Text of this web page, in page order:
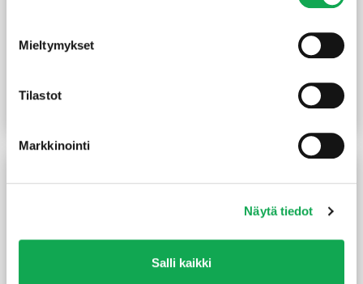
Mieltymykset
Tilastot
Markkinointi
Näytä tiedot
Salli kaikki
Kestopuu höylätty vihreä
2,05 € /m
Kestopuu höylätty vihreä
(18,79 €/m²)